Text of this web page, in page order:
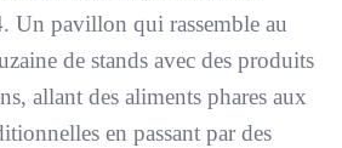
Un pavillon qui rassemble au
de stands avec des produits
allant des aliments phares aux
en passant par des